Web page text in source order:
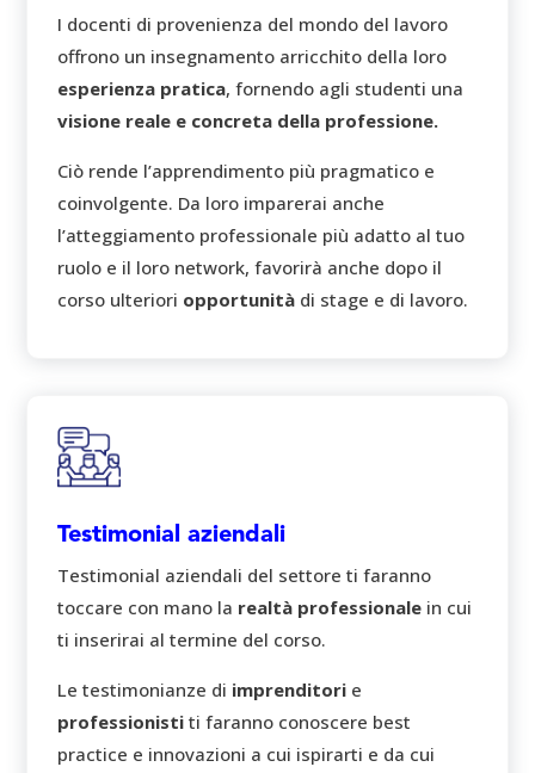
I docenti di provenienza del mondo del lavoro
offrono un insegnamento arricchito della loro
esperienza pratica, fornendo agli studenti una
visione reale e concreta della professione.
Ciò rende l’apprendimento più pragmatico e
coinvolgente. Da loro imparerai anche
l’atteggiamento professionale più adatto al tuo
ruolo e il loro network, favorirà anche dopo il
corso ulteriori opportunità di stage e di lavoro.
Testimonial aziendali
Testimonial aziendali del settore ti faranno
toccare con mano la realtà professionale in cui
ti inserirai al termine del corso.
Le testimonianze di imprenditori e
professionisti ti faranno conoscere best
practice e innovazioni a cui ispirarti e da cui